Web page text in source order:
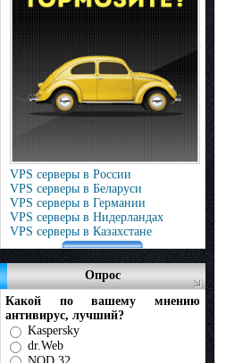
VPS серверы в России
VPS серверы в Беларуси
VPS серверы в Германии
VPS серверы в Нидерландах
VPS серверы в Казахстане
Опрос
Какой по вашему мнению
антивирус, лучший?
Kaspersky
dr.Web
NOD 32